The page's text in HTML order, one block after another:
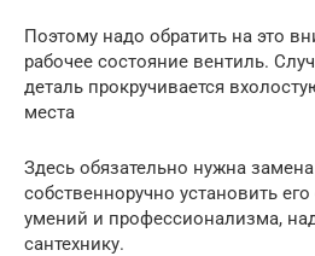
Поэтому надо обратить на это
рабочее состояние вентиль.
деталь прокручивается
места
Здесь обязательно нужна
собственноручно установить
умений и профессионализма,
сантехнику.